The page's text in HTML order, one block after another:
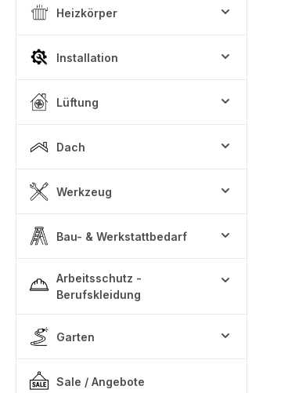
Heizkörper
Installation
Lüftung
Dach
Werkzeug
Bau- & Werkstattbedarf
Arbeitsschutz -
Berufskleidung
Garten
Sale / Angebote